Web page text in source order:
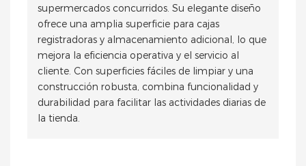
supermercados concurridos. Su elegante diseño
ofrece una amplia superficie para cajas
registradoras y almacenamiento adicional, lo que
mejora la eficiencia operativa y el servicio al
cliente. Con superficies fáciles de limpiar y una
construcción robusta, combina funcionalidad y
durabilidad para facilitar las actividades diarias de
la tienda.